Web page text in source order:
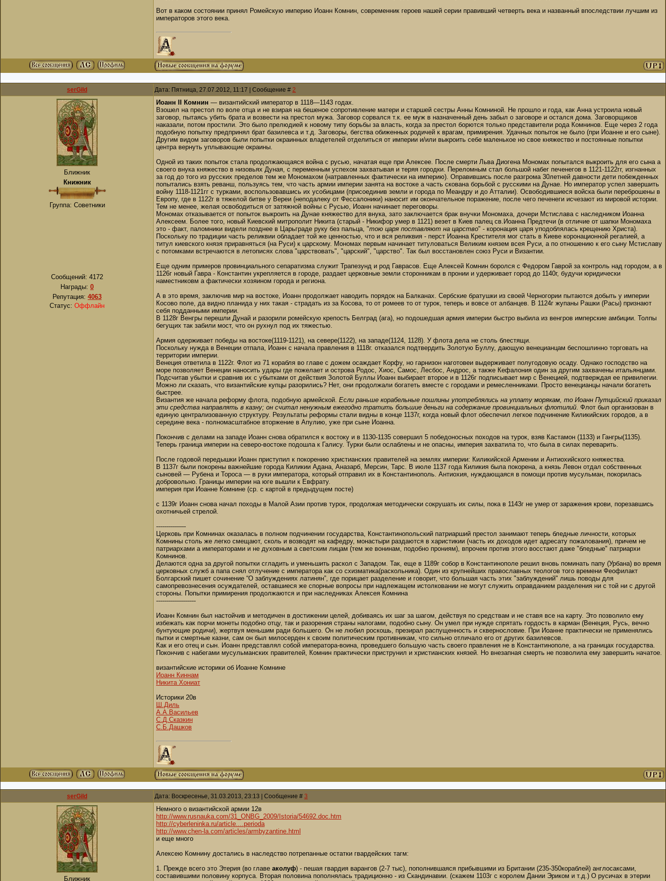
Вот в каком состоянии принял Ромейскую империю Иоанн Комнин, современник героев нашей серии правивший четверть века и названный впоследствии лучшим из
императоров этого века.
serGild Дата: Пятница, 27.07.2012, 11:17 | Сообщение # 2
Ближник
Книжник
Группа: Советники
Сообщений: 4172
Награды: 0
Репутация: 4063
Статус: Оффлайн
Иоанн II Комнин — византийский император в 1118—1143 годах.
Взошел на престол по воле отца и не взирая на бешеное сопротивление матери и старшей сестры Анны Комниной. Не прошло и года, как Анна устроила новый
заговор, пытаясь убить брата и возвести на престол мужа. Заговор сорвался т.к. ее муж в назначенный день забыл о заговоре и остался дома. Заговорщиков
наказали, потом простили. Это было прелюдией к новому типу борьбы за власть, когда за престол борются только представители рода Комнинов. Еще через 2 года
подобную попытку предпринял брат базилевса и т.д. Заговоры, бегства обиженных родичей к врагам, примирения. Удачных попыток не было (при Иоанне и его сыне).
Другим видом заговоров были попытки окраинных владетелей отделиться от империи и/или выкроить себе маленькое но свое княжество и постоянные попытки
центра вернуть уплывающие окраины.
Одной из таких попыток стала продолжающаяся война с русью, начатая еще при Алексее. После смерти Льва Диогена Мономах попытался выкроить для его сына а
своего внука княжество в низовьях Дуная, с переменным успехом захватывая и теряя городки. Переломным стал большой набег печенегов в 1121-1122гг, изгнанных
за год до того из русских пределов тем же Мономахом (натравленных фактически на империю). Оправившись после разгрома 30летней давности дети побежденных
попытались взять реванш, пользуясь тем, что часть армии империи занята на востоке а часть скована борьбой с русскими на Дунае. Но император успел завершить
войну 1118-1121гг с турками, воспользовавшись их усобицами (присоединив земли и города по Меандру и до Атталии). Освободившиеся войска были переброшены в
Европу, где в 1122г в тяжелой битве у Вереи (неподалеку от Фессалоники) наносит им окончательное поражение, после чего печенеги исчезают из мировой истории.
Тем не менее, желая освободиться от затяжной войны с Русью, Иоанн начинает переговоры.
Мономах отказывается от попыток выкроить на Дунае княжество для внука, зато заключается брак внучки Мономаха, дочери Мстислава с наследником Иоанна
Алексеем. Более того, новый Киевский митрополит Никита (старый - Никифор умер в 1121) везет в Киев палец св.Иоанна Предтечи (в отличие от шапки Мономаха
это - факт, паломники видели позднее в Царьграде руку без пальца, "тою царя поставляют на царство" - коронация царя уподоблялась крещению Христа).
Поскольку по традиции часть реликвии обладает той же ценностью, что и вся реликвия - перст Иоанна Крестителя мог стать в Киеве коронационной регалией, а
титул киевского князя приравняться (на Руси) к царскому. Мономах первым начинает титуловаться Великим князем всея Руси, а по отношению к его сыну Мстиславу
с потомками встречаются в летописях слова "царствовать", "царский", "царство". Так был восстановлен союз Руси и Византии.
Еще одним примеров провинциального сепаратизма служит Трапезунд и род Гаврасов. Еще Алексей Комнин боролся с Федором Гаврой за контроль над городом, а в
1126г новый Гавра - Константин укрепляется в городе, раздает церковные земли сторонникам в пронии и удерживает город до 1140г, будучи юридически
наместниковм а фактически хозяином города и региона.
А в это время, заключив мир на востоке, Иоанн продолжает наводить порядок на Балканах. Сербские братушки из своей Черногории пытаются добыть у империи
Косово поле, да видно планида у них такая - страдать из за Косова, то от ромеев то от турок, теперь и вовсе от албанцев. В 1124г жупаны Рашки (Расы) признают
себя подданными империи.
В 1128г Венгры перешли Дунай и разорили ромейскую крепость Белград (ага), но подошедшая армия империи быстро выбила из венгров имперские амбиции. Толпы
бегущих так забили мост, что он рухнул под их тяжестью.
Армия одерживает победы на востоке(1119-1121), на севере(1122), на западе(1124, 1128). У флота дела не столь блестящи.
Поскольку нужда в Венеции отпала, Иоанн с начала правления в 1118г. отказался подтвердить Золотую Буллу, дающую венецианцам беспошлинно торговать на
территории империи.
Венеция ответила в 1122г. Флот из 71 корабля во главе с дожем осаждает Корфу, но гарнизон наготовеи выдерживает полугодовую осаду. Однако господство на
море позволяет Венеции наносить удары где пожелает и острова Родос, Хиос, Самос, Лесбос, Андрос, а также Кефалония один за другим захвачены итальянцами.
Подсчитав убытки и сравнив их с убытками от действия Золотой Буллы Иоанн выбирает второе и в 1126г подписывает мир с Венецией, подтверждая ее привилегии.
Можно ли сказать, что византийские купцы разорились? Нет, они продолжали богатеть вместе с городами и ремесленниками. Просто венецианцы начали богатеть
быстрее.
Византия же начала реформу флота, подобную армейской. Если раньше корабельные пошлины употреблялись на уплату морякам, то Иоанн Путцийский приказал
эти средства направлять в казну; он считал ненужным ежегодно тратить большие деньги на содержание провинциальных флотилий. Флот был организован в
единую централизованную структуру. Результаты реформы стали видны в конце 1137г, когда новый флот обеспечил легкое подчинение Киликийских городов, а в
середине века - полномасштабное вторжение в Апулию, уже при сыне Иоанна.
Покончив с делами на западе Иоанн снова обратился к востоку и в 1130-1135 совершил 5 победоносных походов на турок, взяв Кастамон (1133) и Гангры(1135).
Теперь граница империи на северо-востоке подошла к Галису. Турки были ослаблены и не опасны, империя захватила то, что была в силах переварить.
После годовой передышки Иоанн приступил к покорению христианских правителей на землях империи: Киликийской Армении и Антиохийского княжества.
В 1137г были покорены важнейшие города Киликии Адана, Аназарб, Мерсин, Тарс. В июле 1137 года Киликия была покорена, а князь Левон отдал собственных
сыновей — Рубена и Тороса — в руки императора, который отправил их в Константинополь. Антиохия, нуждающаяся в помощи против мусульман, покорилась
добровольно. Границы империи на юге вышли к Евфрату.
империя при Иоанне Комнине (ср. с картой в предыдущем посте)
с 1139г Иоанн снова начал походы в Малой Азии против турок, продолжая методически сокрушать их силы, пока в 1143г не умер от заражения крови, порезавшись
охотничьей стрелой.
---------------
Церковь при Комнинах оказалась в полном подчинении государства, Константинопольский патриарший престол занимают теперь бледные личности, которых
Комнины столь же легко смещают, сколь и возводят на кафедру, монастыри раздаются в харистикии (часть их доходов идет адресату пожалования), причем не
патриархами а императорами и не духовным а светским лицам (тем же вонинам, подобно прониям), впрочем против этого восстают даже "бледные" патриархи
Комнинов.
Делаются одна за другой попытки сгладить и уменьшить раскол с Западом. Так, еще в 1189г собор в Константинополе решил вновь поминать папу (Урбана) во время
церковных служб а папа снял отлучение с императора как со схизматика(раскольника). Один из крупнейших православных теологов того времени Феофилакт
Болгарский пишет сочинение “О заблуждениях латинян”, где порицает разделение и говорит, что большая часть этих "заблуждений" лишь поводы для
самопревознесения осуждателей, оставшиеся же спорные вопросы при надлежащем истолковании не могут служить оправданием разделения ни с той ни с другой
стороны. Попытки примирения продолжаются и при наследниках Алексея Комнина
--------------------
Иоанн Комнин был настойчив и методичен в достижении целей, добиваясь их шаг за шагом, действуя по средствам и не ставя все на карту. Это позволило ему
избежать как порчи монеты подобно отцу, так и разорения страны налогами, подобно сыну. Он умел при нужде спрятать гордость в карман (Венеция, Русь, вечно
бунтующие родичи), жертвуя меньшим ради большего. Он не любил роскошь, презирал распущенность и сквернословие. При Иоанне практически не применялись
пытки и смертные казни, сам он был милосерден к своим политическим противникам, что сильно отличало его от других базилевсов.
Как и его отец и сын. Иоанн представлял собой императора-воина, проведшего большую часть своего правления не в Константинополе, а на границах государства.
Покончив с набегами мусульманских правителей, Комнин практически приструнил и христианских князей. Но внезапная смерть не позволила ему завершить начатое.
византийские историки об Иоанне Комнине
Иоанн Киннам
Никита Хониат
Историки 20в
Ш.Диль
А.А.Васильев
С.Д.Сказкин
С.Б.Дашков
serGild Дата: Воскресенье, 31.03.2013, 23:13 | Сообщение # 3
Ближник
Немного о византийской армии 12в
http://www.rusnauka.com/31_ONBG_2009/Istoria/54692.doc.htm
http://cyberleninka.ru/article....perioda
http://www.chen-la.com/articles/armbyzantine.html
и еще много
Алексею Комнину достались в наследство потрепанные остатки гвардейских тагм:
1. Прежде всего это Этерия (во главе аколуф) - пешая гвардия варангов (2-7 тыс), пополнившаяся прибывшими из Британии (235-350кораблей) англосаксами,
составившими половину корпуса. Вторая половина пополнялась традиционно - из Скандинавии. (скажем 1103г с королем Дании Эриком и т.д.) О русичах в этерии